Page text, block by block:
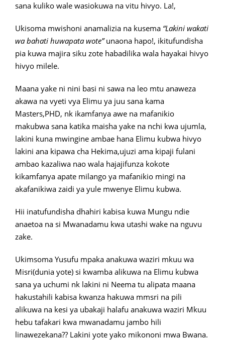
sana kuliko wale wasiokuwa na vitu hivyo. La!,
Ukisoma mwishoni anamalizia na kusema “Lakini wakati
wa bahati huwapata wote”unaona hapo!, ikitufundisha
pia kuwa majira siku zote habadilika wala hayakai hivyo
hivyo milele.
Maana yake ni nini basi ni sawa na leo mtu anaweza
akawa na vyeti vya Elimu ya juu sana kama
Masters,PHD, nk ikamfanya awe na mafanikio
makubwa sana katika maisha yake na nchi kwa ujumla,
lakini kuna mwingine ambae hana Elimu kubwa hivyo
lakini ana kipawa cha Hekima,ujuzi ama kipaji fulani
ambao kazaliwa nao wala hajajifunza kokote
kikamfanya apate milango ya mafanikio mingi na
akafanikiwa zaidi ya yule mwenye Elimu kubwa.
Hii inatufundisha dhahiri kabisa kuwa Mungu ndie
anaetoa na si Mwanadamu kwa utashi wake na nguvu
zake.
Ukimsoma Yusufu mpaka anakuwa waziri mkuu wa
Misri(dunia yote) si kwamba alikuwa na Elimu kubwa
sana ya uchumi nk lakini ni Neema tu alipata maana
hakustahili kabisa kwanza hakuwa mmsri na pili
alikuwa na kesi ya ubakaji halafu anakuwa waziri Mkuu
hebu tafakari kwa mwanadamu jambo hili
linawezekana?? Lakini yote yako mikononi mwa Bwana.